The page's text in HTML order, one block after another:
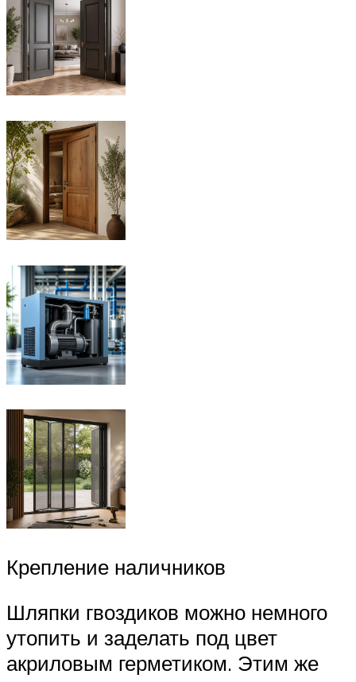
Крепление наличников
Шляпки гвоздиков можно немного
утопить и заделать под цвет
акриловым герметиком. Этим же